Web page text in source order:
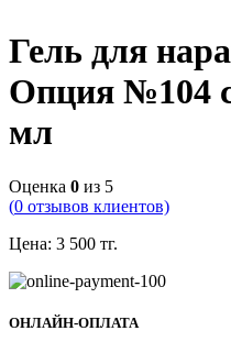
Гель для
Опция №104
мл
Оценка 0 из 5
(0 отзывов клиентов)
Цена: 3 500 тг.
ОНЛАЙН-ОПЛАТА